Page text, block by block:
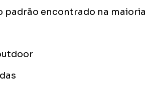
padrão encontrado na maioria